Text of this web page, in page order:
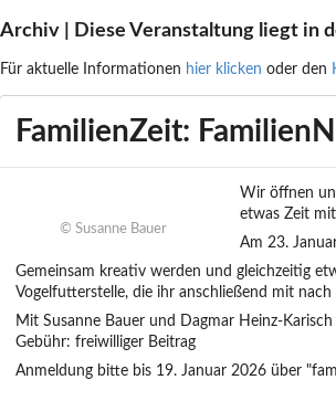
Archiv | Diese Veranstaltung liegt in
Für aktuelle Informationen hier klicken oder den
FamilienZeit:
© Susanne Bauer
Wir öffnen
etwas Zeit
Am 23.
Gemeinsam kreativ werden und gleichzeitig
Vogelfutterstelle, die ihr anschließend mit
Mit Susanne Bauer und Dagmar Heinz-Karisch
Gebühr: freiwilliger Beitrag
Anmeldung bitte bis 19. Januar 2026 über